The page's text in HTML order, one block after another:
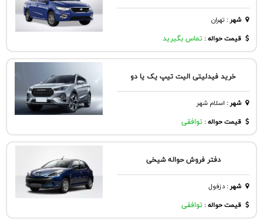
شهر: تهران
قیمت حواله : تماس بگیرید
خرید فیدلیتی الیت تیپ یک یا دو
شهر: اسلام شهر
قیمت حواله : توافقی
دفتر فروش حواله شیخی
شهر:دزفول
قیمت حواله : توافقی